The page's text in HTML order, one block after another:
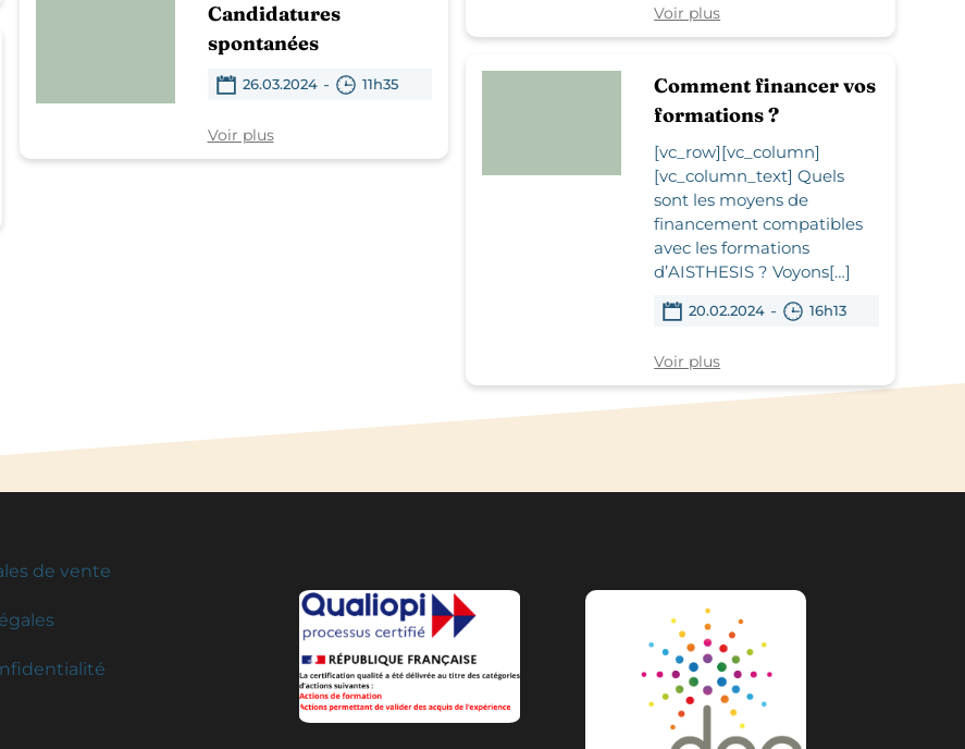
Voir plus
Candidatures
spontanées
26.03.2024 - 11h35
Voir plus
Comment financer vos
formations ?
[vc_row][vc_column]
[vc_column_text] Quels
sont les moyens de
financement compatibles
avec les formations
d’AISTHESIS ? Voyons[…]
20.02.2024 - 16h13
Voir plus
de vente